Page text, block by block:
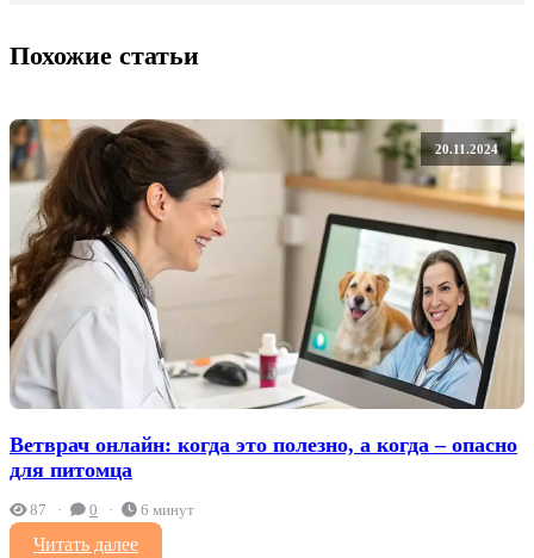
Похожие статьи
20.11.2024
Ветврач онлайн: когда это полезно, а когда – опасно
для питомца
87 0 6 минут
Читать далее